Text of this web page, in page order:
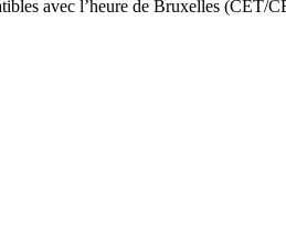
avec l’heure de Bruxelles (CET/